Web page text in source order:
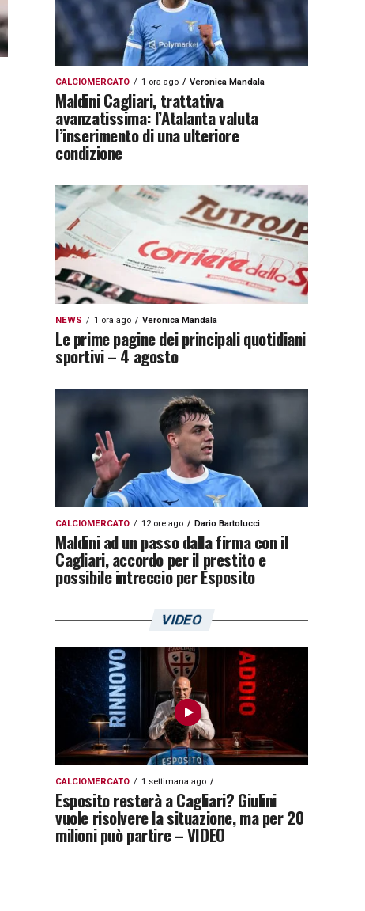
CALCIOMERCATO 1 ora ago Veronica Mandala
Maldini Cagliari, trattativa
avanzatissima: l’Atalanta valuta
l’inserimento di una ulteriore
condizione
NEWS 1 ora ago Veronica Mandala
Le prime pagine dei principali quotidiani
sportivi – 4 agosto
CALCIOMERCATO 12 ore ago Dario Bartolucci
Maldini ad un passo dalla firma con il
Cagliari, accordo per il prestito e
possibile intreccio per Esposito
VIDEO
CALCIOMERCATO 1 settimana ago
Esposito resterà a Cagliari? Giulini
vuole risolvere la situazione, ma per 20
milioni può partire – VIDEO